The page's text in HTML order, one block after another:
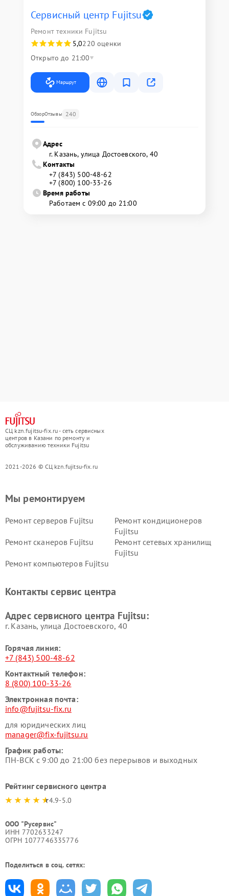
Сервисный центр Fujitsu
Ремонт техники Fujitsu
5,0220 оценки
Открыто до 21:00
Маршрут
ОбзорОтзывы 240
Адрес
г. Казань, улица Достоевского, 40
Контакты
+7 (843) 500-48-62
+7 (800) 100-33-26
Время работы
Работаем с 09:00 до 21:00
СЦ kzn.fujitsu-fix.ru - сеть сервисных
центров в Казани по ремонту и
обслуживанию техники Fujitsu
2021-2026 © СЦ kzn.fujitsu-fix.ru
Мы ремонтируем
Ремонт серверов Fujitsu
Ремонт кондиционеров
Fujitsu
Ремонт сканеров Fujitsu
Ремонт сетевых хранилищ
Fujitsu
Ремонт компьютеров Fujitsu
Контакты сервис центра
Адрес сервисного центра Fujitsu:
г. Казань, улица Достоевского, 40
Горячая линия:
+7 (843) 500-48-62
Контактный телефон:
8 (800) 100-33-26
Электронная почта:
info@fujitsu-fix.ru
для юридических лиц
manager@fix-fujitsu.ru
График работы:
ПН-ВСК с 9:00 до 21:00 без перерывов и выходных
Рейтинг сервисного центра
4.9-5.0
ООО "Русервис"
ИНН 7702633247
ОГРН 1077746335776
Поделиться в соц. сетях: